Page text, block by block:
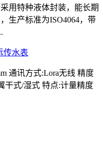
用特种液体封装，能长期
生产标准为ISO4064，带
传水表
通讯方式:Lora无线 精度
干式/湿式 特点:计量精度